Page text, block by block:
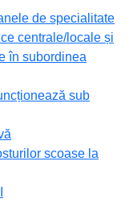
de specialitate
centrale/locale și
în subordinea
sub
scoase la